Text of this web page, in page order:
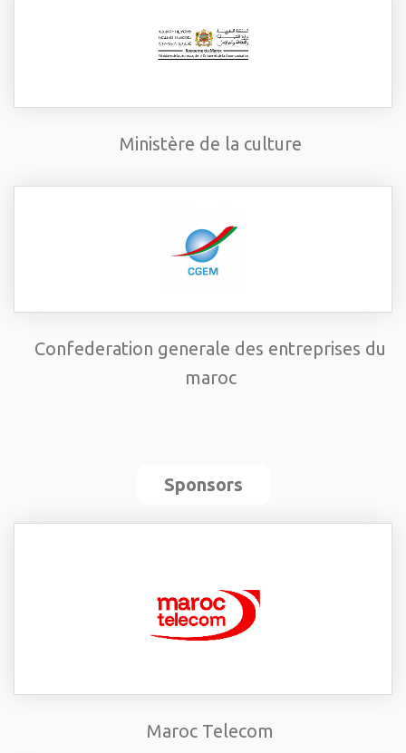
Ministère de la culture
Confederation generale des entreprises du
maroc
Sponsors
Maroc Telecom